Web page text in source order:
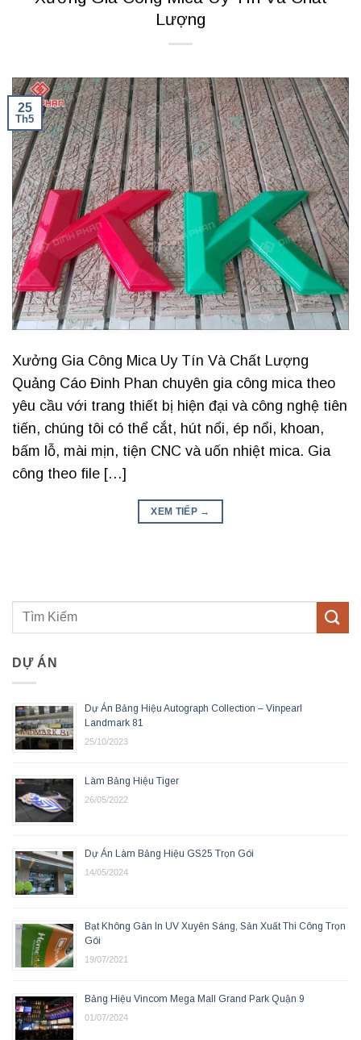
Lượng
25
Th5
Xưởng Gia Công Mica Uy Tín Và Chất Lượng
Quảng Cáo Đinh Phan chuyên gia công mica theo
yêu cầu với trang thiết bị hiện đại và công nghệ tiên
tiến, chúng tôi có thể cắt, hút nổi, ép nổi, khoan,
bấm lỗ, mài mịn, tiện CNC và uốn nhiệt mica. Gia
công theo file […]
XEM TIẾP →
DỰ ÁN
Dự Án Bảng Hiệu Autograph Collection – Vinpearl
Landmark 81
25/10/2023
Làm Bảng Hiệu Tiger
26/05/2022
Dự Án Làm Bảng Hiệu GS25 Trọn Gói
14/05/2024
Bạt Không Gân In UV Xuyên Sáng, Sản Xuất Thi Công Trọn
Gói
19/07/2021
Bảng Hiệu Vincom Mega Mall Grand Park Quận 9
01/07/2024